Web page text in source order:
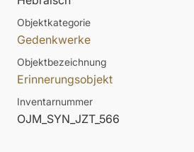
Objektkategorie
Gedenkwerke
Objektbezeichnung
Erinnerungsobjekt
Inventarnummer
OJM_SYN_JZT_566